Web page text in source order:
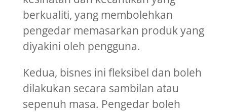
berkualiti, yang membolehkan
pengedar memasarkan produk yang
diyakini oleh pengguna.
Kedua, bisnes ini fleksibel dan boleh
dilakukan secara sambilan atau
sepenuh masa. Pengedar boleh